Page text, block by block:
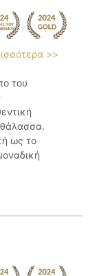
>>
του
θάλασσα.
ως το